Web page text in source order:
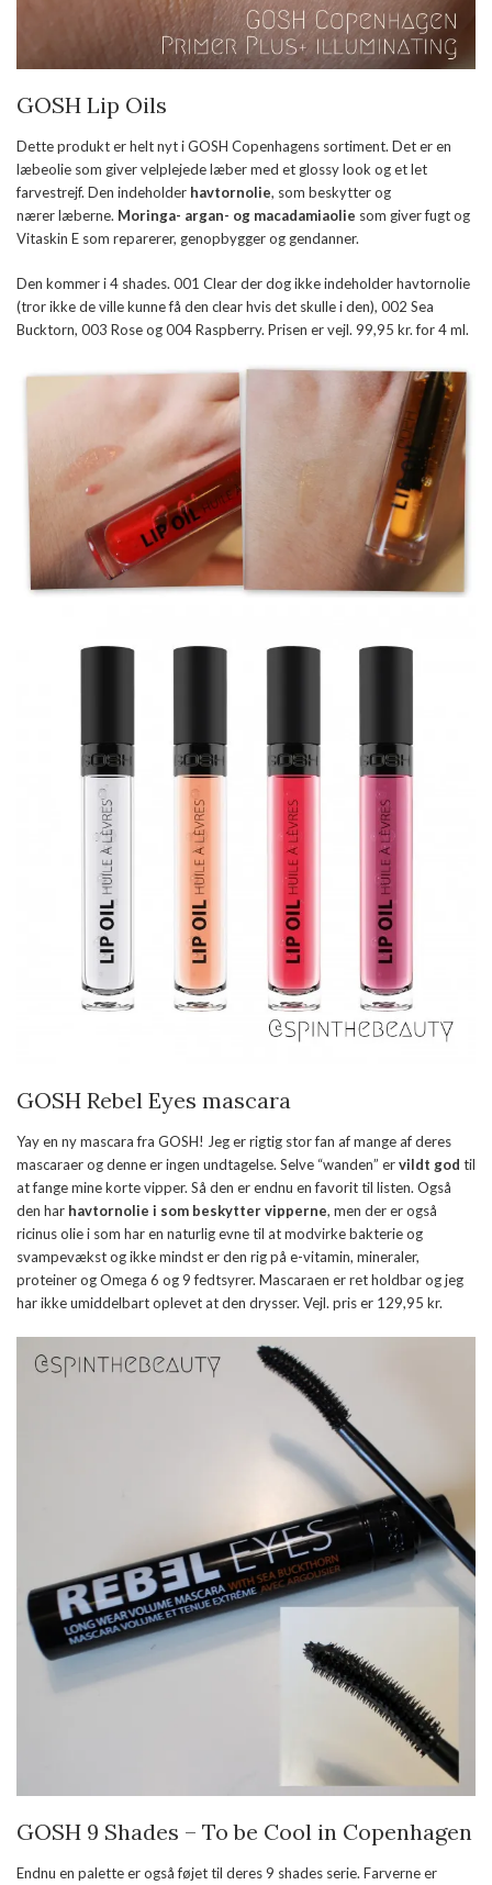
GOSH Lip Oils
Dette produkt er helt nyt i GOSH Copenhagens sortiment. Det er en
læbeolie som giver velplejede læber med et glossy look og et let
farvestrejf. Den indeholder havtornolie, som beskytter og
nærer læberne. Moringa- argan- og macadamiaolie som giver fugt og
Vitaskin E som reparerer, genopbygger og gendanner.
Den kommer i 4 shades. 001 Clear der dog ikke indeholder havtornolie
(tror ikke de ville kunne få den clear hvis det skulle i den), 002 Sea
Bucktorn, 003 Rose og 004 Raspberry. Prisen er vejl. 99,95 kr. for 4 ml.
GOSH Rebel Eyes mascara
Yay en ny mascara fra GOSH! Jeg er rigtig stor fan af mange af deres
mascaraer og denne er ingen undtagelse. Selve “wanden” ervildt god til
at fange mine korte vipper. Så den er endnu en favorit til listen. Også
den har havtornolie i som beskytter vipperne, men der er også
ricinus olie i som har en naturlig evne til at modvirke bakterie og
svampevækst og ikke mindst er den rig på e-vitamin, mineraler,
proteiner og Omega 6 og 9 fedtsyrer. Mascaraen er ret holdbar og jeg
har ikke umiddelbart oplevet at den drysser. Vejl. pris er 129,95 kr.
GOSH 9 Shades – To be Cool in Copenhagen
Endnu en palette er også føjet til deres 9 shades serie. Farverne er